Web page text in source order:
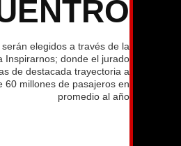
elegidos a través de la
Inspirarnos; donde el jurado
de destacada trayectoria a
60 millones de pasajeros en
promedio al año